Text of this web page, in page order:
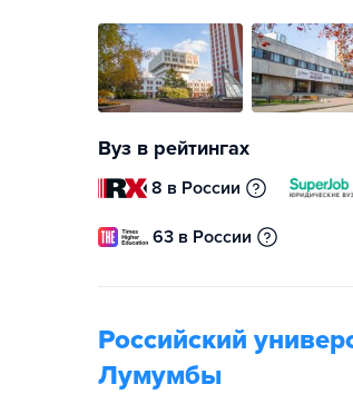
Вуз в рейтингах
8 в России
63 в России
Российский
Лумумбы